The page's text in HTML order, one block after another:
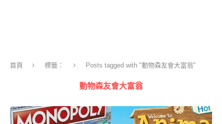
首頁 標籤： Posts tagged with "動物森友會大富翁"
動物森友會大富翁